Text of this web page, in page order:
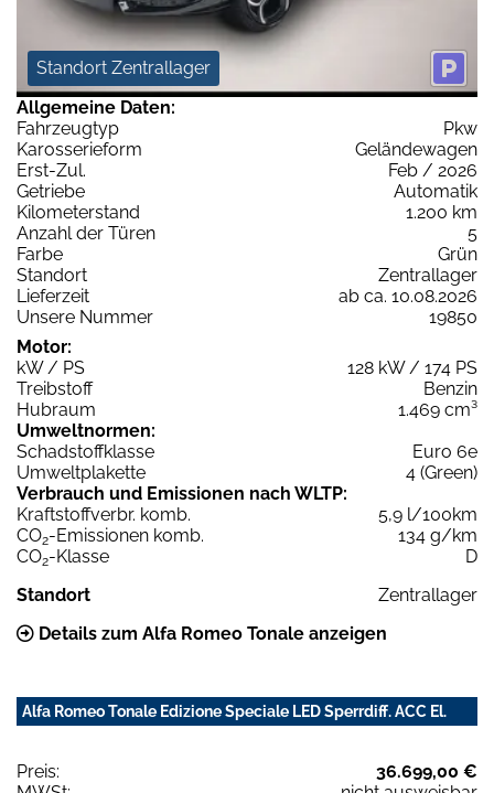
Standort Zentrallager
Allgemeine Daten:
Fahrzeugtyp
Pkw
Karosserieform
Geländewagen
Erst-Zul.
Feb / 2026
Getriebe
Automatik
Kilometerstand
1.200 km
Anzahl der Türen
5
Farbe
Grün
Standort
Zentrallager
Lieferzeit
ab ca. 10.08.2026
Unsere Nummer
19850
Motor:
kW / PS
128 kW / 174 PS
Treibstoff
Benzin
Hubraum
1.469 cm³
Umweltnormen:
Schadstoffklasse
Euro 6e
Umweltplakette
4 (Green)
Verbrauch und Emissionen nach WLTP:
Kraftstoffverbr. komb.
5,9 l/100km
CO2-Emissionen komb.
134 g/km
CO2-Klasse
D
Standort
Zentrallager
Details zum Alfa Romeo Tonale anzeigen
Alfa Romeo Tonale Edizione Speciale LED Sperrdiff. ACC El.
Preis:
36.699,00 €